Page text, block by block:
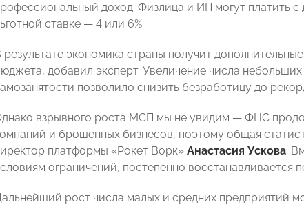
доход. Физлица и ИП могут платить с
ставке — 4 или 6%.
результате экономика страны получит
добавил эксперт. Увеличение числа
позволило снизить безработицу до
взрывного роста МСП мы не увидим — ФНС
и брошенных бизнесов, поэтому общая
платформы «Рокет Ворк» Анастасия Ускова.
ограничений, постепенно восстанавливается
рост числа малых и средних предприятий